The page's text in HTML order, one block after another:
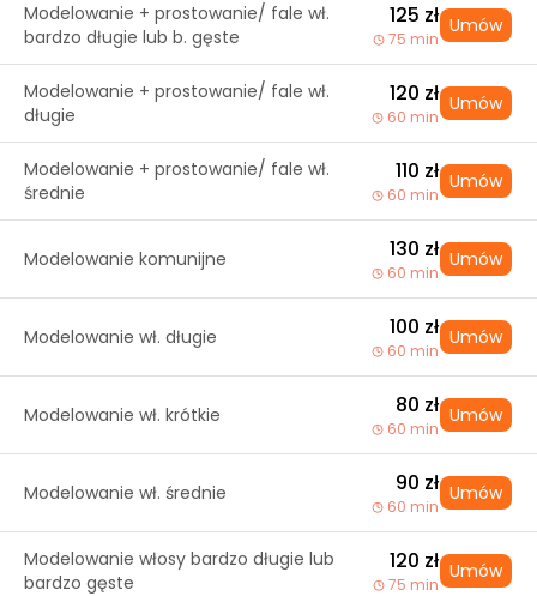
Modelowanie + prostowanie/ fale wł.
bardzo długie lub b. gęste
125 zł
75 min
Umów
Modelowanie + prostowanie/ fale wł.
długie
120 zł
60 min
Umów
Modelowanie + prostowanie/ fale wł.
średnie
110 zł
60 min
Umów
Modelowanie komunijne 130 zł
60 min
Umów
Modelowanie wł. długie 100 zł
60 min
Umów
Modelowanie wł. krótkie 80 zł
60 min
Umów
Modelowanie wł. średnie 90 zł
60 min
Umów
Modelowanie włosy bardzo długie lub
bardzo gęste
120 zł
75 min
Umów